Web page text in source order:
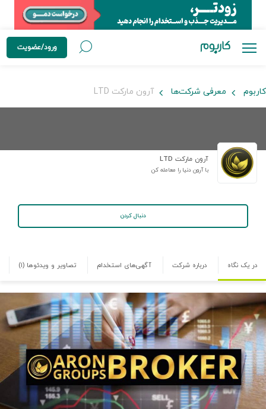
ورود/عضویت
کاربوم معرفی شرکت‌ها آرون مارکت LTD
آرون مارکت LTD
با آرون دنیا را معامله کن
دنبال کردن
در یک نگاه درباره شرکت آگهی‌های استخدام تصاویر و ویدئوها (۱)